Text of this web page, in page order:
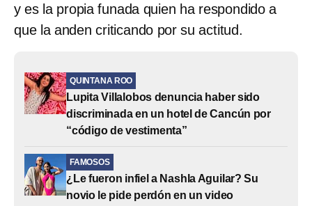
y es la propia funada quien ha respondido a
que la anden criticando por su actitud.
QUINTANA ROO
Lupita Villalobos denuncia haber sido
discriminada en un hotel de Cancún por
“código de vestimenta”
FAMOSOS
¿Le fueron infiel a Nashla Aguilar? Su
novio le pide perdón en un video